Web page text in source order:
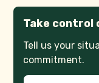
Take control
Tell us your
commitment.